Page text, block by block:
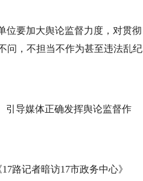
位要加大舆论监督力度，对贯彻
问，不担当不作为甚至违法乱纪
引导媒体正确发挥舆论监督作
路记者暗访17市政务中心》